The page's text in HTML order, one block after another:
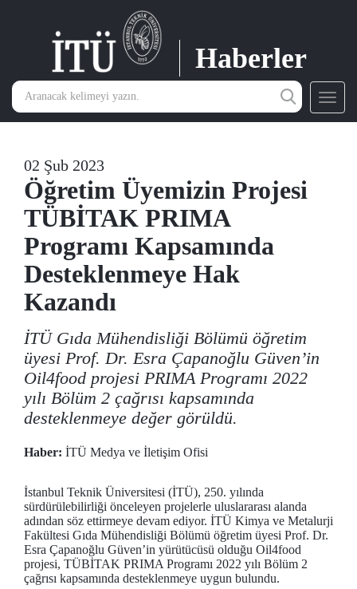
Haberler
02 Şub 2023
Öğretim Üyemizin Projesi
TÜBİTAK PRIMA
Programı Kapsamında
Desteklenmeye Hak
Kazandı
İTÜ Gıda Mühendisliği Bölümü öğretim
üyesi Prof. Dr. Esra Çapanoğlu Güven’in
Oil4food projesi PRIMA Programı 2022
yılı Bölüm 2 çağrısı kapsamında
desteklenmeye değer görüldü.
Haber: İTÜ Medya ve İletişim Ofisi
İstanbul Teknik Üniversitesi (İTÜ), 250. yılında
sürdürülebilirliği önceleyen projelerle uluslararası alanda
adından söz ettirmeye devam ediyor. İTÜ Kimya ve Metalurji
Fakültesi Gıda Mühendisliği Bölümü öğretim üyesi Prof. Dr.
Esra Çapanoğlu Güven’in yürütücüsü olduğu Oil4food
projesi, TÜBİTAK PRIMA Programı 2022 yılı Bölüm 2
çağrısı kapsamında desteklenmeye uygun bulundu.